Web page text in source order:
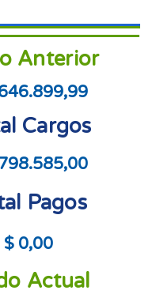
Anterior
,99
Cargos
,00
Pagos
$ 0,00
Actual